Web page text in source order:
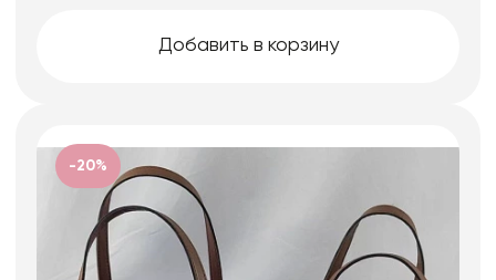
Добавить в корзину
-20%